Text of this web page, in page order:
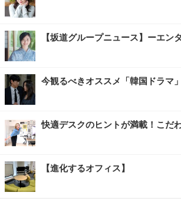
【坂道グループニュース】ーエン
今観るべきオススメ「韓国ドラマ」
快適デスクのヒントが満載！こだ
【進化するオフィス】